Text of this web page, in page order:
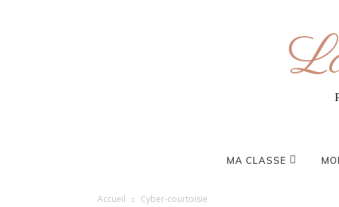
MA CLASSE
Accueil Cyber-courtoisie